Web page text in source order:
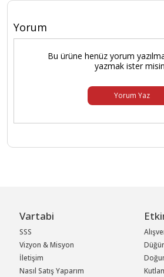
Yorum
Bu ürüne henüz yorum
yazmak ister
Yorum Yaz
Vartabi
SSS
Vizyon & Misyon
İletişim
Nasıl Satış Yaparım